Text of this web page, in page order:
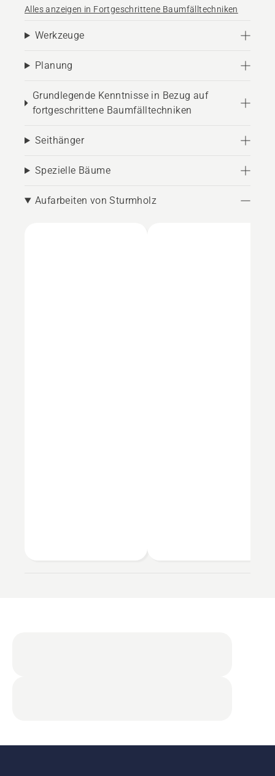
Alles anzeigen in Fortgeschrittene Baumfälltechniken
Werkzeuge
Planung
Grundlegende Kenntnisse in Bezug auf
fortgeschrittene Baumfälltechniken
Seithänger
Spezielle Bäume
Aufarbeiten von Sturmholz